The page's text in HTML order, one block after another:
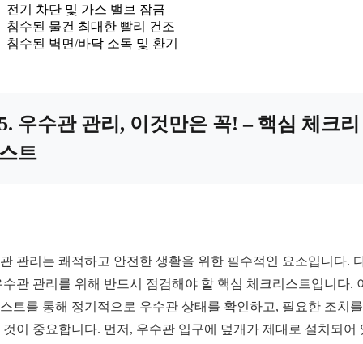
전기 차단 및 가스 밸브 잠금
침수된 물건 최대한 빨리 건조
침수된 벽면/바닥 소독 및 환기
우수관 관리, 이것만은 꼭! – 핵심 체크리
트
관리는 쾌적하고 안전한 생활을 위한 필수적인 요소입니다.
수관 관리를 위해 반드시 점검해야 할 핵심 체크리스트입니다.
트를 통해 정기적으로 우수관 상태를 확인하고, 필요한 조치
것이 중요합니다. 먼저, 우수관 입구에 덮개가 제대로 설치되어